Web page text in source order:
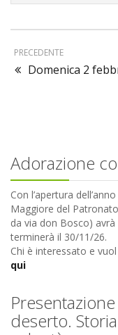
PRECEDENTE
Domenica 2
Adorazione
Con l’apertura
Maggiore del
da via don Bosco) avrà
terminerà il 30/11/26.
Chi è interessato e
qui
deserto.